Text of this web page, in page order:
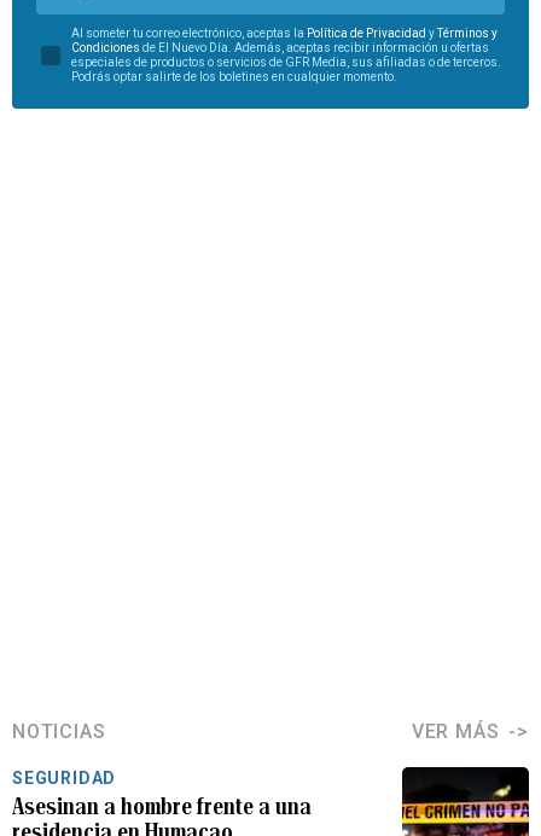
Al someter tu correo electrónico, aceptas la Política de Privacidad yTérminos y
Condiciones de El Nuevo Día. Además, aceptas recibir información u ofertas
especiales de productos o servicios de GFR Media, sus afiliadas o de terceros.
Podrás optar salirte de los boletines en cualquier momento.
NOTICIAS VER MÁS
SEGURIDAD
Asesinan a hombre frente a una